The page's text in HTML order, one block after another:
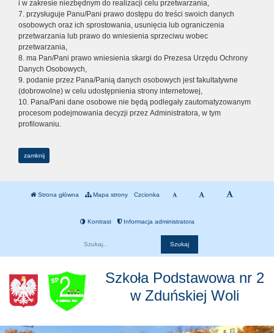
i w zakresie niezbędnym do realizacji celu przetwarzania,
7. przysługuje Panu/Pani prawo dostępu do treści swoich danych
osobowych oraz ich sprostowania, usunięcia lub ograniczenia
przetwarzania lub prawo do wniesienia sprzeciwu wobec
przetwarzania,
8. ma Pan/Pani prawo wniesienia skargi do Prezesa Urzędu Ochrony
Danych Osobowych,
9. podanie przez Pana/Panią danych osobowych jest fakultatywne
(dobrowolne) w celu udostępnienia strony internetowej,
10. Pana/Pani dane osobowe nie będą podlegały zautomatyzowanym
procesom podejmowania decyzji przez Administratora, w tym
profilowaniu.
zamknij
Strona główna Mapa strony Czcionka
Kontrast Informacja administratora
Szkoła Podstawowa nr 2
w Zduńskiej Woli